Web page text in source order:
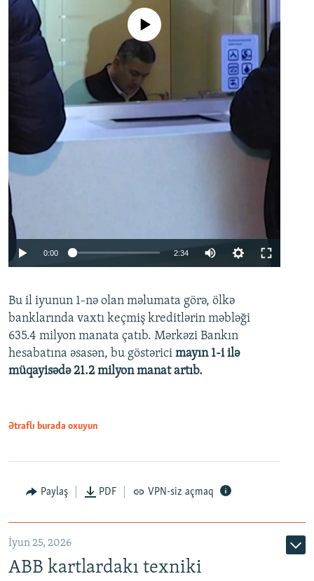
Auto 240p 360p 480p
720p 1080p
No media source currently available
0:00 2:34
360p
480p
720p
Bu il iyunun 1-nə olan məlumata görə, ölkə
banklarında vaxtı keçmiş kreditlərin məbləği
635.4 milyon manata çatıb. Mərkəzi Bankın
hesabatına əsasən, bu göstərici mayın 1-i ilə
müqayisədə 21.2 milyon manat artıb.
Ətraflı burada oxuyun
Paylaş PDF VPN-siz açmaq
İyun 25, 2026
ABB kartlardakı texniki